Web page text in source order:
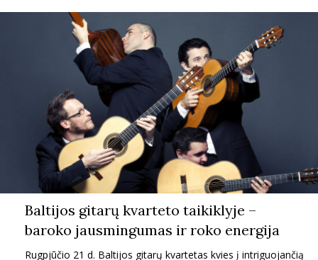
NAMAI
VIRTUVĖ
RECEPTAI
VAIKAI
Baltijos gitarų kvarteto taikiklyje –
baroko jausmingumas ir roko energija
Rugpjūčio 21 d. Baltijos gitarų kvartetas kvies į intriguojančią